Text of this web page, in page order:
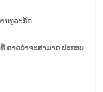
ນທຸລະກິດ
ຄາດວ່າຈະສາມາດ ປະກອບ